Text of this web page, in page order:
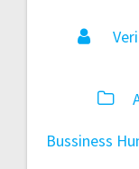
Bussiness